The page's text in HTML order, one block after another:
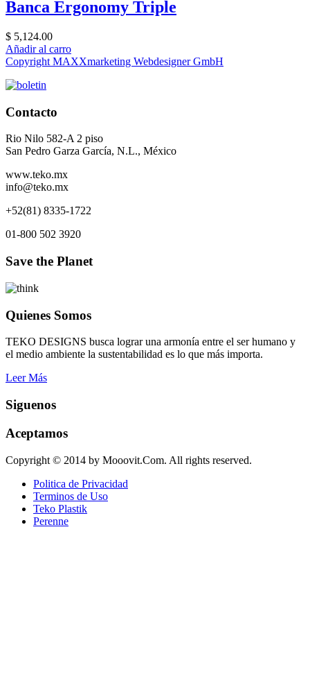
Banca Ergonomy Triple
$ 5,124.00
Añadir al carro
Copyright MAXXmarketing Webdesigner GmbH
Contacto
Rio Nilo 582-A 2 piso
San Pedro Garza García, N.L., México
www.teko.mx
info@teko.mx
+52(81) 8335-1722
01-800 502 3920
Save the Planet
Quienes Somos
TEKO DESIGNS busca lograr una armonía entre el ser humano y
el medio ambiente la sustentabilidad es lo que más importa.
Leer Más
Siguenos
Aceptamos
Copyright © 2014 by Mooovit.Com. All rights reserved.
Politica de Privacidad
Terminos de Uso
Teko Plastik
Perenne